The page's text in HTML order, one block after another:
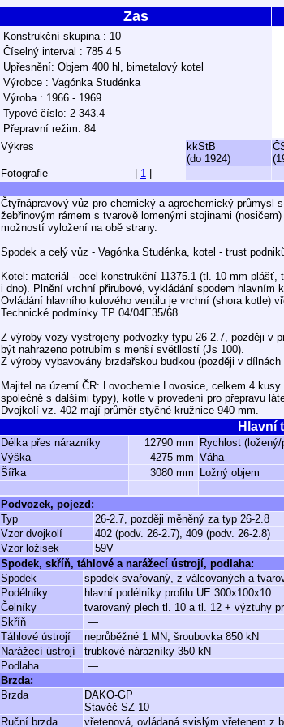
Zas
Konstrukční skupina : 10
Číselný interval : 785 4 5
Upřesnění: Objem 400 hl, bimetalový kotel
Výrobce : Vagónka Studénka
Výroba : 1966 - 1969
Typové číslo: 2-343.4
Přepravní režim: 84
Výkres
kkStB
(do 1924)
Fotografie
1 —
Čtyřnápravový vůz pro chemický a agrochemický průmysl
žebřinovým rámem s tvarově lomenými stojinami
možností vyložení na obě strany.
Spodek a celý vůz - Vagónka Studénka, kotel - trust
Kotel: materiál - ocel konstrukční 11375.1 (tl. 10 mm
i dno). Plnění vrchní přirubové, vykládání spodem hlavním
Ovládání hlavního kulového ventilu je vrchní (shora kotle)
Technické podmínky TP 04/04E35/68.
Z výroby vozy vystrojeny podvozky typu 26-2.7, později v
být nahrazeno potrubím s menší světllostí (Js 100).
Z výroby vybavovány brzdařskou budkou (později v
Majitel na území ČR: Lovochemie Lovosice, celkem 4
společně s dalšími typy), kotle v provedení pro přepravu
Dvojkolí vz. 402 mají průměr styčné kružnice 940 mm.
Hlavní
Délka přes nárazníky 12790 mm Rychlost (ložený/
Výška
4275 mm Váha
Šířka
3080 mm Ložný objem
Podvozek, pojezd:
Typ
26-2.7, později měněný za typ 26-2.8
Vzor dvojkolí
402 (podv. 26-2.7), 409 (podv. 26-2.8)
Vzor ložisek
59V
Spodek, skříň, táhlové a narážecí ústrojí, podlaha:
Spodek
spodek svařovaný, z válcovaných a
Podélníky
hlavní podélníky profilu UE 300x100x10
Čelníky
tvarovaný plech tl. 10 a tl. 12 + výztuhy
Skříň
—
Táhlové ústrojí
neprůběžné 1 MN, šroubovka 850 kN
Narážecí ústrojí
trubkové nárazníky 350 kN
Podlaha
—
Brzda:
Brzda
DAKO-GP
Stavěč SZ-10
Ruční brzda
vřetenová, ovládaná svislým vřetenem z